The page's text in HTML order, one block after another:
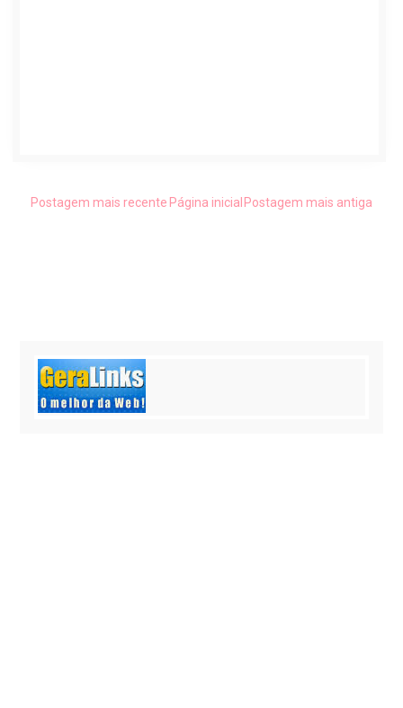
Postagem mais recente Postagem mais antiga
Página inicial